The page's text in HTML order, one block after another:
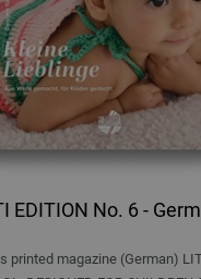
EDITION No. 6 -
printed magazine (German)